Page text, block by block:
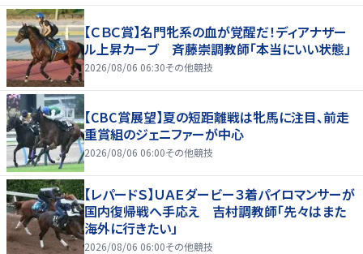
【ＣＢＣ賞】名門牝系の血が覚醒だ！ディアナザー
ル上昇カーブ 斉藤崇調教師「本当にいい状態」
2026/08/06 06:30その他競技
【CBC賞展望】夏の短距離戦は牝馬に注目、前走
重賞組のジェニファーが中心
2026/08/06 06:00その他競技
【レパードＳ】ＵＡＥダービー３着パイロマンサーが
国内復帰戦へ手応え 吉村調教師「先々はまた
海外に行きたい」
2026/08/06 06:00その他競技